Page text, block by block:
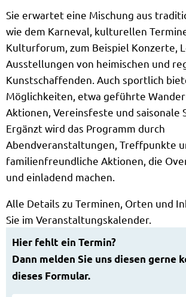
Sie erwartet eine Mischung aus
wie dem Karneval, kulturellen
Kulturforum, zum Beispiel Konzerte,
Ausstellungen von heimischen und
Kunstschaffenden. Auch sportlich
Möglichkeiten, etwa geführte
Aktionen, Vereinsfeste und saisonale
Ergänzt wird das Programm durch
Abendveranstaltungen, Treffpunkte
familienfreundliche Aktionen, die
und einladend machen.
Alle Details zu Terminen, Orten und
Sie im Veranstaltungskalender.
Hier fehlt ein Termin?
Dann melden Sie uns diesen gerne
dieses Formular.